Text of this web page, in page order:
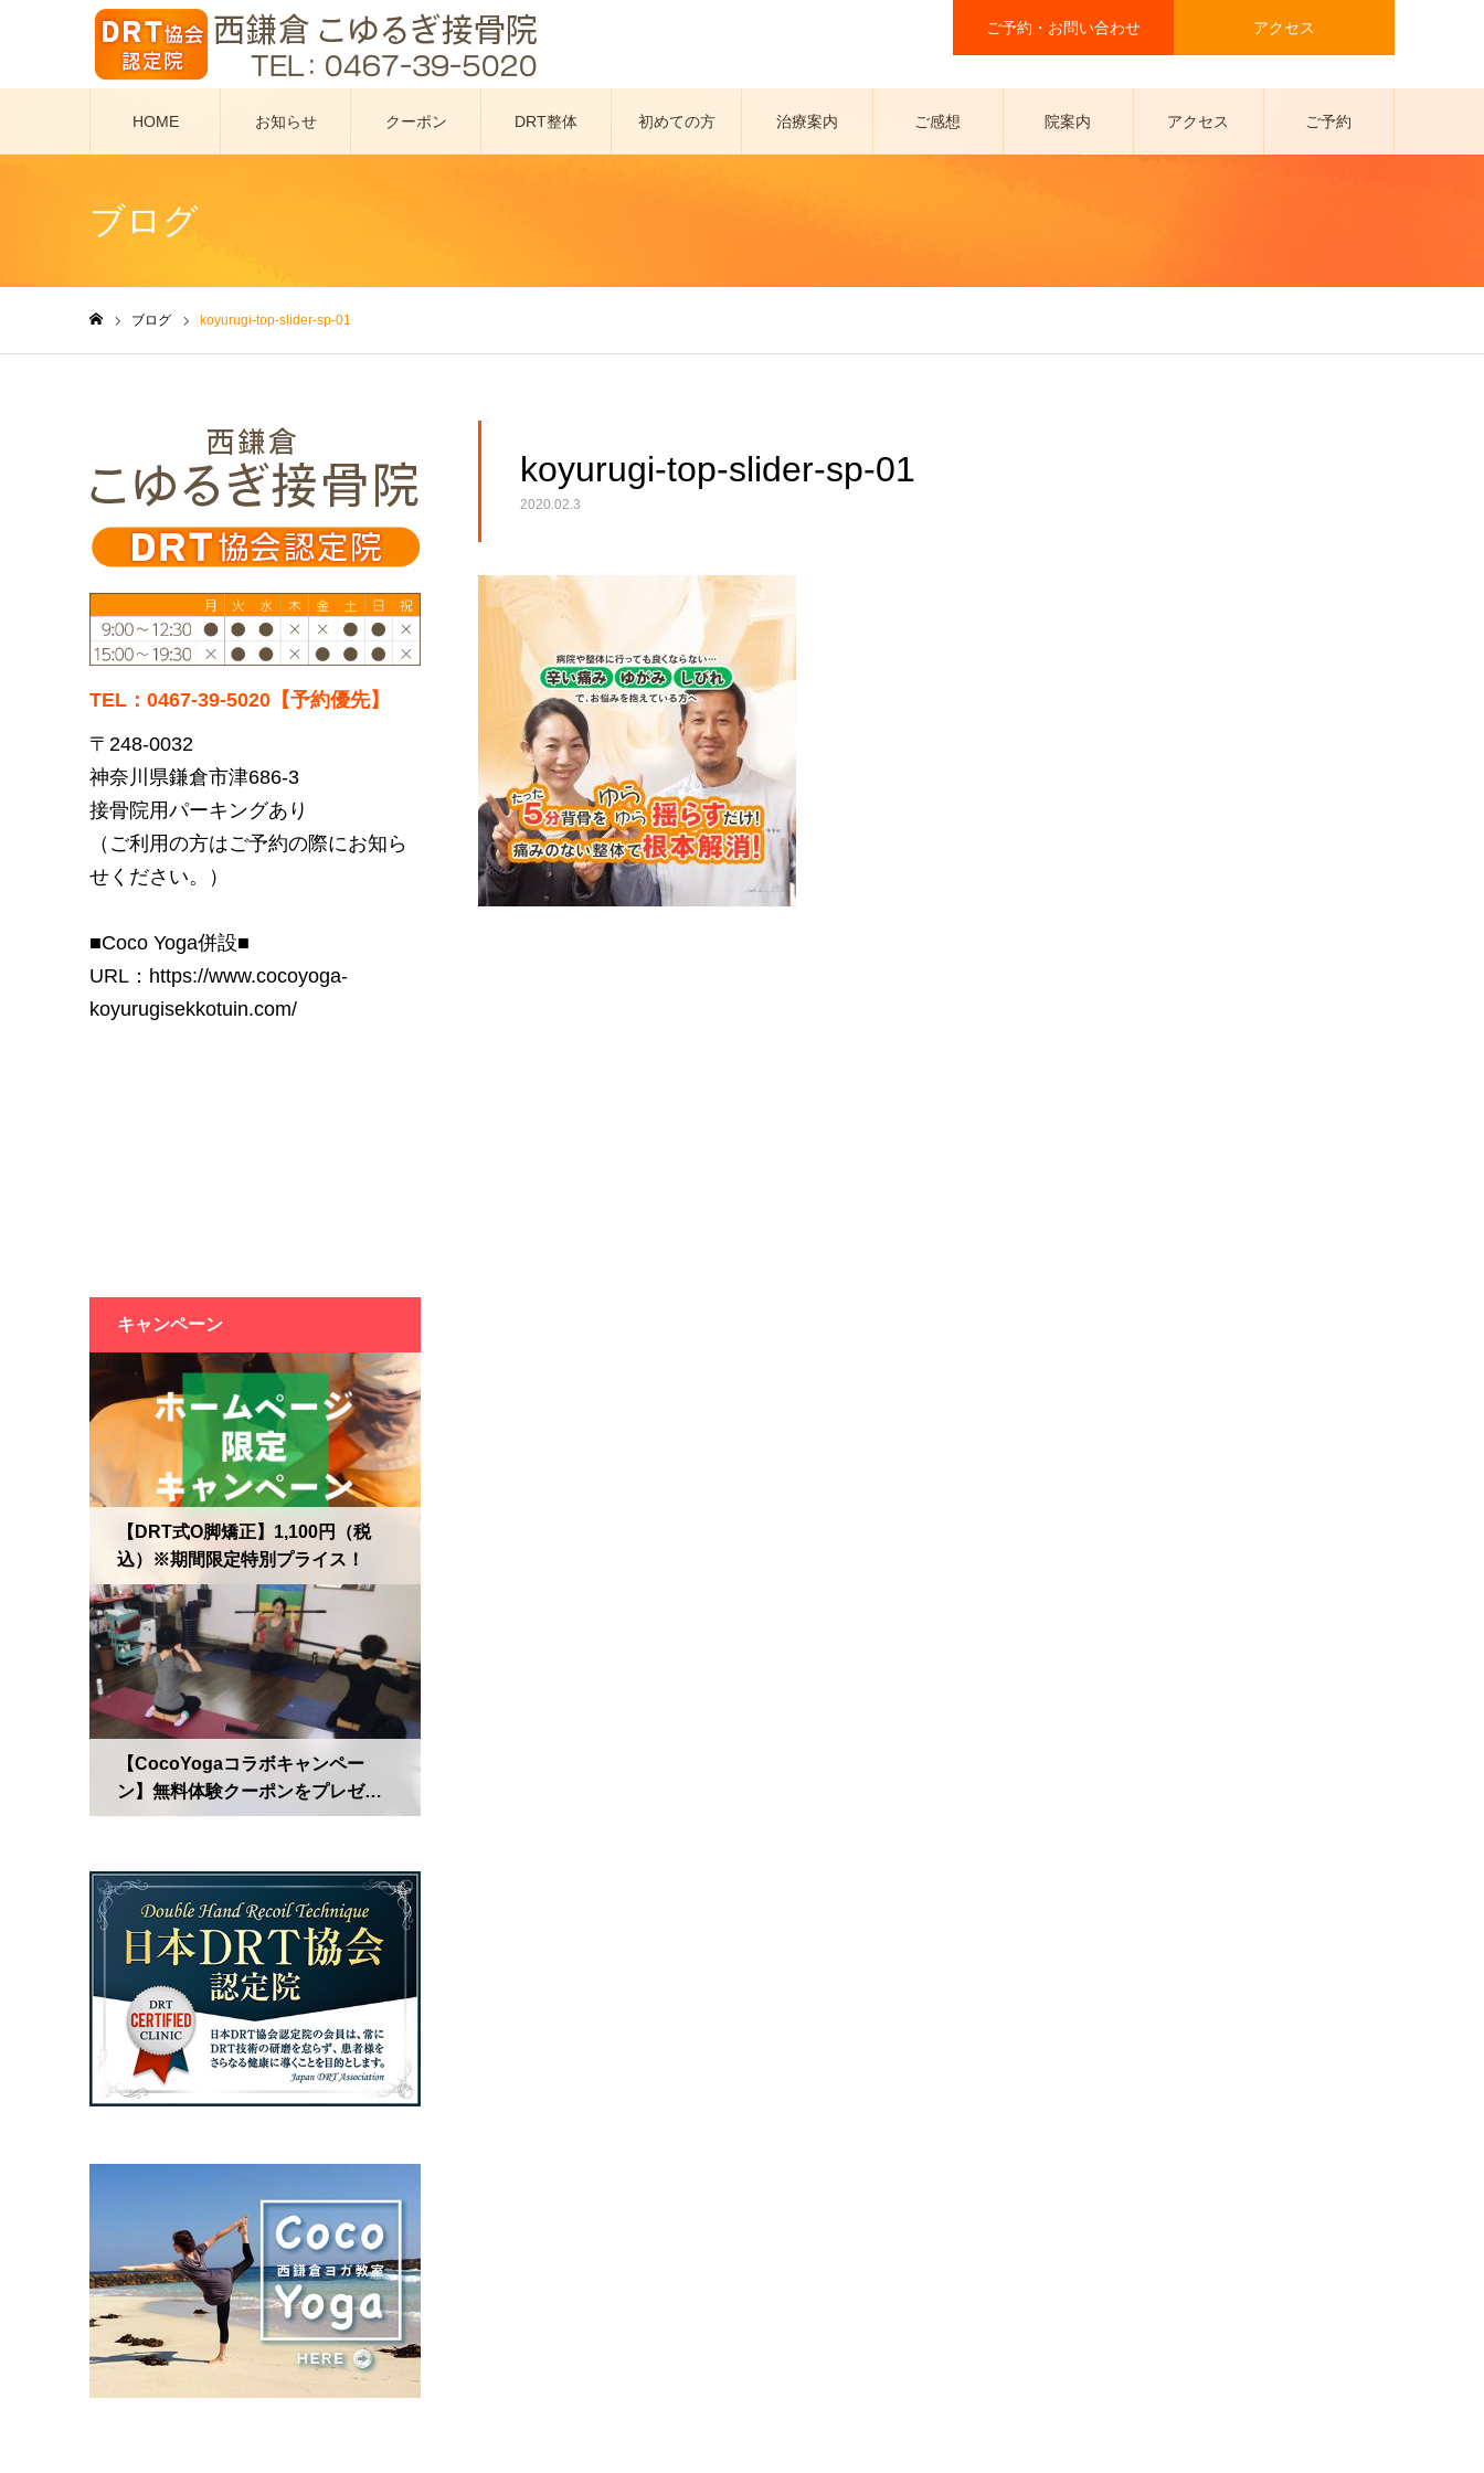
ご予約・お問い合わせ アクセス
HOME お知らせ クーポン DRT整体 初めての方 治療案内 ご感想 院案内 アクセス ご予約
ブログ
ブログ koyurugi-top-slider-sp-01
koyurugi-top-slider-sp-01
2020.02.3
TEL：0467-39-5020【予約優先】
〒248-0032
神奈川県鎌倉市津686-3
接骨院用パーキングあり
（ご利用の方はご予約の際にお知ら
せください。）
■Coco Yoga併設■
URL： https://www.cocoyoga-
koyurugisekkotuin.com/
キャンペーン
【DRT式O脚矯正】1,100円（税
込）※期間限定特別プライス！
【CocoYogaコラボキャンペー
ン】無料体験クーポンをプレゼン
ト